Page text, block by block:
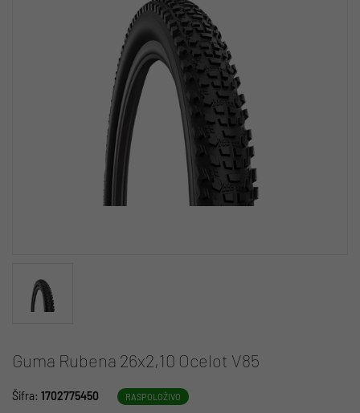
Guma Rubena 26x2,10 Ocelot V85
Šifra: 1702775450 RASPOLOŽIVO